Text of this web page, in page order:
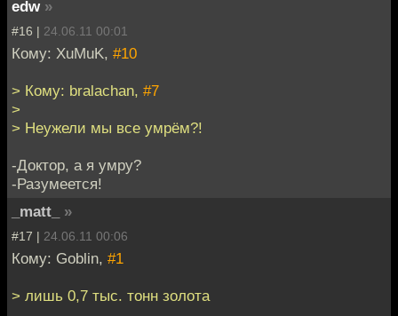
edw »
#16 | 24.06.11 00:01
Кому: XuMuK, #10
> Кому: bralachan, #7
>
> Неужели мы все умрём?!
-Доктор, а я умру?
-Разумеется!
_matt_
»
#17 | 24.06.11 00:06
Кому: Goblin, #1
> лишь 0,7 тыс. тонн золота